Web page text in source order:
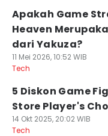
Apakah Game
Heaven
dari Yakuza?
11 Mei 2026, 10:52 WIB
Tech
5 Diskon Game
Store Player's
14 Okt 2025, 20:02 WIB
Tech